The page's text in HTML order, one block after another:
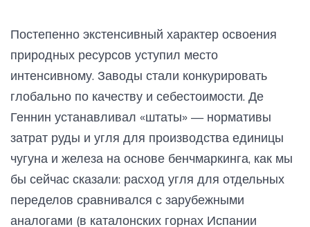
Постепенно экстенсивный характер освоения
природных ресурсов уступил место
интенсивному. Заводы стали конкурировать
глобально по качеству и себестоимости. Де
Геннин устанавливал «штаты» — нормативы
затрат руды и угля для производства единицы
чугуна и железа на основе бенчмаркинга, как мы
бы сейчас сказали: расход угля для отдельных
переделов сравнивался с зарубежными
аналогами (в каталонских горнах Испании